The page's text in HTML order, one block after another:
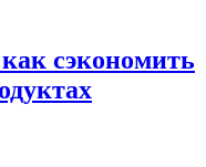
сэкономить